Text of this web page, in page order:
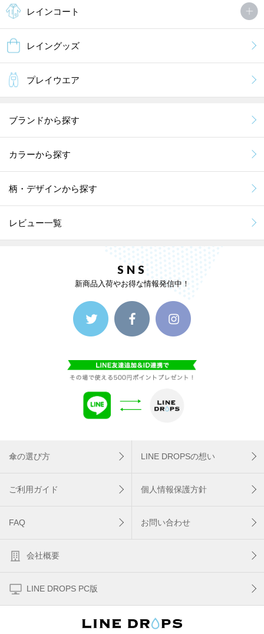
レインコート
レイングッズ
プレイウエア
ブランドから探す
カラーから探す
柄・デザインから探す
レビュー一覧
SNS
新商品入荷やお得な情報発信中！
傘の選び方 LINE DROPSの想い
ご利用ガイド 個人情報保護方針
FAQ お問い合わせ
会社概要
LINE DROPS PC版